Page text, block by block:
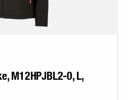
M12HPJBL2-0, L,